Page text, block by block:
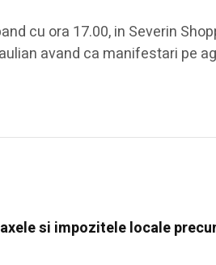
cu ora 17.00, in Severin
avand ca manifestari pe
si impozitele locale